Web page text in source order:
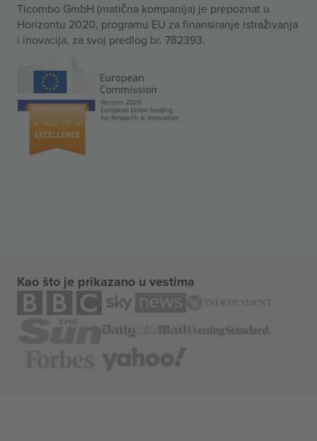
Ticombo GmbH (matična kompanija) je prepoznat u
Horizontu 2020, programu EU za finansiranje istraživanja
i inovacija, za svoj predlog br. 782393.
Kao što je prikazano u vestima